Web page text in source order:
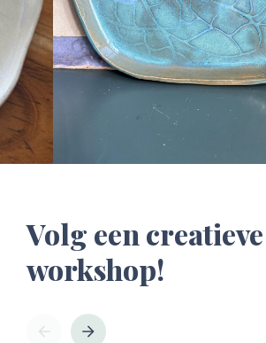
Volg een creatieve
workshop!